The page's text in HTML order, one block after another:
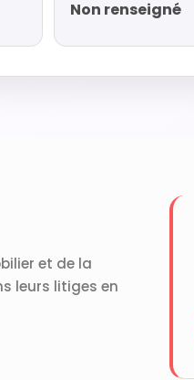
Non renseigné
et de la
leurs litiges en